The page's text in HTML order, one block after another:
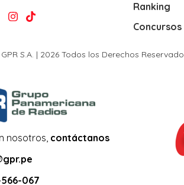
Ranking
Concursos
S.A. | 2026 Todos los Derechos
nosotros, contáctanos
067